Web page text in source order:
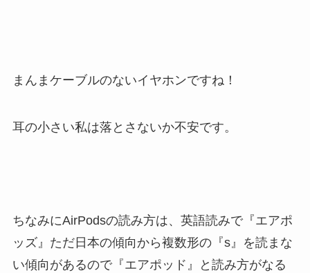
まんまケーブルのないイヤホンですね！
耳の小さい私は落とさないか不安です。
ちなみにAirPodsの読み方は、英語読みで『エアポ
ッズ』ただ日本の傾向から複数形の『s』を読まな
い傾向があるので『エアポッド』と読み方がなる